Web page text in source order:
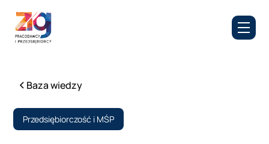
Baza wiedzy
Przedsiębiorczość i MŚP